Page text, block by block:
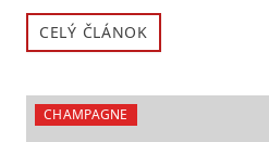
CELÝ ČLÁNOK
CHAMPAGNE